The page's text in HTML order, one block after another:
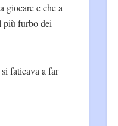
giocare e che a
più furbo dei
si faticava a far